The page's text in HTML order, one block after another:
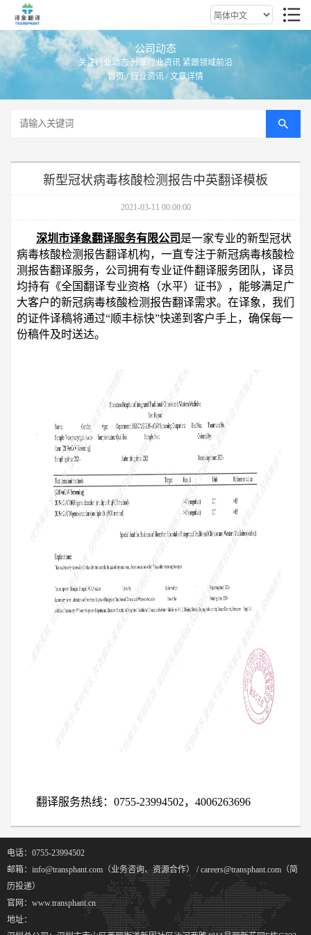
公司动态
关注行业动态 分享行业资讯 紧跟领域前沿
首页/行业资讯 / 文章详情
新型冠状病毒核酸检测报告中英翻译模板
2021-03-11 00:00:00
深圳市译象翻译服务有限公司 是一家专业的新型冠状
病毒核酸检测报告翻译机构，一直专注于新冠病毒核酸检
测报告翻译服务，公司拥有专业证件翻译服务团队，译员
均持有《全国翻译专业资格（水平）证书》，能够满足广
大客户的新冠病毒核酸检测报告翻译需求。在译象，我们
的证件译稿将通过“顺丰标快”快递到客户手上，确保每一
份稿件及时送达。
翻译服务热线：0755-23994502，4006263696
电话：0755-23994502
邮箱：info@transphant.com（业务咨询、资源合作） / careers@transphant.com（简
历投递）
官网：www.transphant.cn
地址：